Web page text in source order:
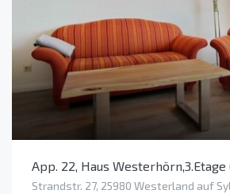
App. 22, Haus
Strandstr. 27, 25980 Westerland auf